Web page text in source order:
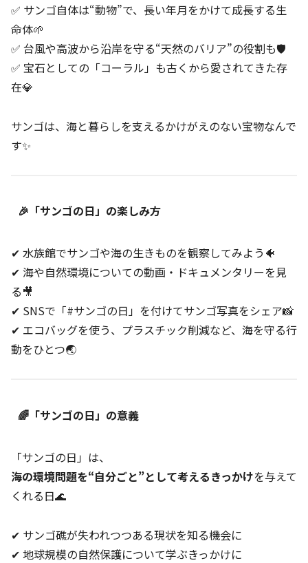
✅ サンゴ自体は“動物”で、長い年月をかけて成長する生
命体🌱
✅ 台風や高波から沿岸を守る“天然のバリア”の役割も🛡️
✅ 宝石としての「コーラル」も古くから愛されてきた存
在💎
サンゴは、海と暮らしを支えるかけがえのない宝物なんで
す✨
🎉「サンゴの日」の楽しみ方
✔ 水族館でサンゴや海の生きものを観察してみよう🐠
✔ 海や自然環境についての動画・ドキュメンタリーを見
る🎥
✔ SNSで「#サンゴの日」を付けてサンゴ写真をシェア📸
✔ エコバッグを使う、プラスチック削減など、海を守る行
動をひとつ🌏
🌈「サンゴの日」の意義
「サンゴの日」は、
海の環境問題を“自分ごと”として考えるきっかけを与えて
くれる日🌊
✔ サンゴ礁が失われつつある現状を知る機会に
✔ 地球規模の自然保護について学ぶきっかけに